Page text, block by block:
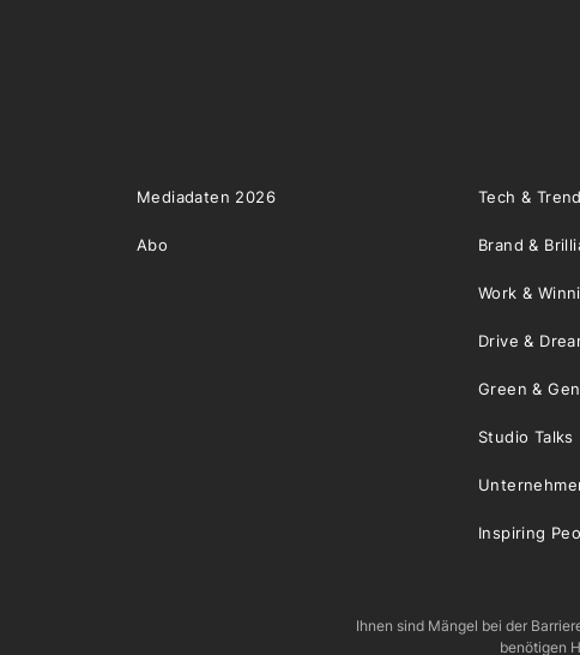
Mediadaten 2026
Abo
Tech &
Brand &
Work &
Drive &
Green &
Studio Talks
Inspiring
Ihnen sind Mängel bei der
benötigen